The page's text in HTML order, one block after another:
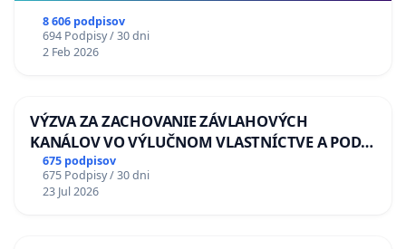
8 606 podpisov
694 Podpisy / 30 dni
2 Feb 2026
VÝZVA ZA ZACHOVANIE ZÁVLAHOVÝCH
KANÁLOV VO VÝLUČNOM VLASTNÍCTVE A POD
KONTROLOU SLOVENSKEJ REPUBLIKY & žiadosť
na riešenie zanedbaného stavu závlahových a
odvodňovacích kanálov na Slovensku
675 podpisov
675 Podpisy / 30 dni
23 Jul 2026